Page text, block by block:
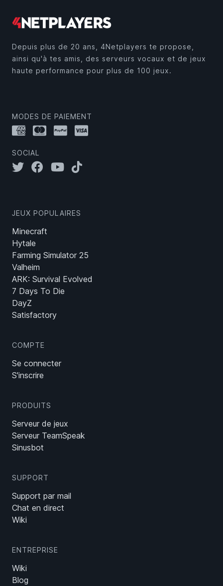
Depuis plus de 20 ans, 4Netplayers te propose,
ainsi qu'à tes amis, des serveurs vocaux et de jeux
haute performance pour plus de 100 jeux.
MODES DE PAIEMENT
SOCIAL
JEUX POPULAIRES
Minecraft
Hytale
Farming Simulator 25
Valheim
ARK: Survival Evolved
7 Days To Die
DayZ
Satisfactory
COMPTE
Se connecter
S'inscrire
PRODUITS
Serveur de jeux
Serveur TeamSpeak
Sinusbot
SUPPORT
Support par mail
Chat en direct
Wiki
ENTREPRISE
Wiki
Blog